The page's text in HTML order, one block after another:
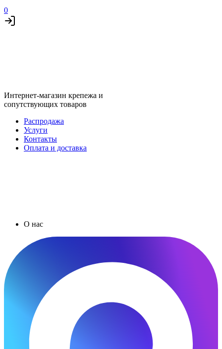
0
Интернет-магазин крепежа и
сопутствующих товаров
Распродажа
Услуги
Контакты
Оплата и доставка
О нас